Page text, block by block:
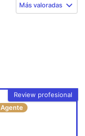
Más valoradas
Review profesional
Agente